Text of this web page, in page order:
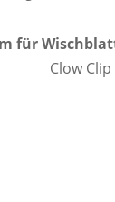
für
Clow Clip